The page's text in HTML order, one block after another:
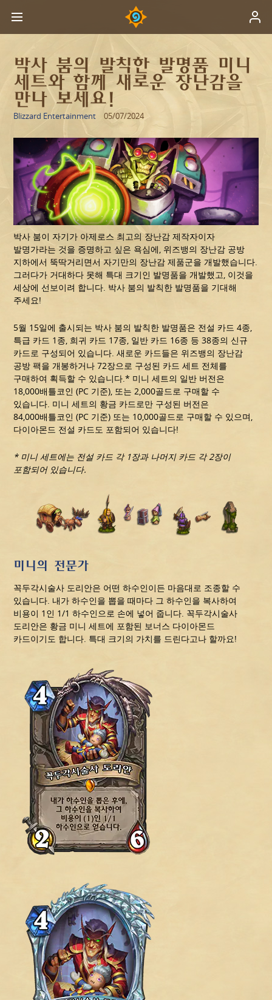
박사 붐의 발칙한 발명품 미니
세트와 함께 새로운 장난감을
만나 보세요!
Blizzard Entertainment 05/07/2024
박사 붐이 자기가 아제로스 최고의 장난감 제작자이자
발명가라는 것을 증명하고 싶은 욕심에, 위즈뱅의 장난감 공방
지하에서 뚝딱거리면서 자기만의 장난감 제품군을 개발했습니다.
그러다가 거대하다 못해 특대 크기인 발명품을 개발했고, 이것을
세상에 선보이려 합니다. 박사 붐의 발칙한 발명품을 기대해
주세요!
5월 15일에 출시되는 박사 붐의 발칙한 발명품은 전설 카드 4종,
특급 카드 1종, 희귀 카드 17종, 일반 카드 16종 등 38종의 신규
카드로 구성되어 있습니다. 새로운 카드들은 위즈뱅의 장난감
공방 팩을 개봉하거나 72장으로 구성된 카드 세트 전체를
구매하여 획득할 수 있습니다.* 미니 세트의 일반 버전은
18,000배틀코인 (PC 기준), 또는 2,000골드로 구매할 수
있습니다. 미니 세트의 황금 카드로만 구성된 버전은
84,000배틀코인 (PC 기준) 또는 10,000골드로 구매할 수 있으며,
다이아몬드 전설 카드도 포함되어 있습니다!
* 미니 세트에는 전설 카드 각 1장과 나머지 카드 각 2장이
포함되어 있습니다.
미니의 전문가
꼭두각시술사 도리안은 어떤 하수인이든 마음대로 조종할 수
있습니다. 내가 하수인을 뽑을 때마다 그 하수인을 복사하여
비용이 1인 1/1 하수인으로 손에 넣어 줍니다. 꼭두각시술사
도리안은 황금 미니 세트에 포함된 보너스 다이아몬드
카드이기도 합니다. 특대 크기의 가치를 드린다고나 할까요!